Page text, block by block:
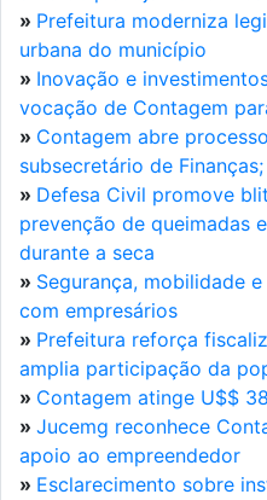
» Prefeitura moderniza
urbana do município
» Inovação e
vocação de Contagem
» Contagem abre
subsecretário de
» Defesa Civil promove
prevenção de queimadas
durante a seca
» Segurança, mobilidade
com empresários
» Prefeitura reforça
amplia participação da
» Contagem atinge U$$
» Jucemg reconhece
apoio ao empreendedor
» Esclarecimento sobre